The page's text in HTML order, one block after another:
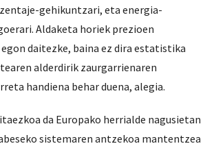
gehikuntzari, eta energia-
Aldaketa horiek prezioen
daitezke, baina ez dira estatistika
alderdirik zaurgarrienaren
handiena behar duena, alegia.
da Europako herrialde nagusietan
sistemaren antzekoa mantentzea